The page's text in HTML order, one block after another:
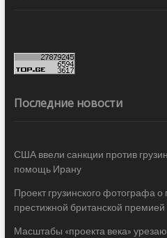
Последние новости
США ввели санкции против
помощь Ирану
Проект грузинского фотографа
престижной британской премией
Масштабы «проекта века»